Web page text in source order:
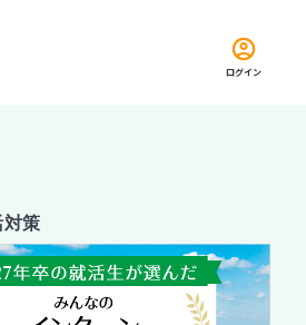
ログイン
策